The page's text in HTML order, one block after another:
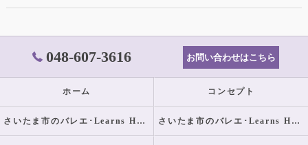
048-607-3616 お問い合わせはこちら
ホーム コンセプト
さいたま市のバレエ･Learns Happilyの口コミ情報 さいたま市のバレエ･Learns Happilyの評判